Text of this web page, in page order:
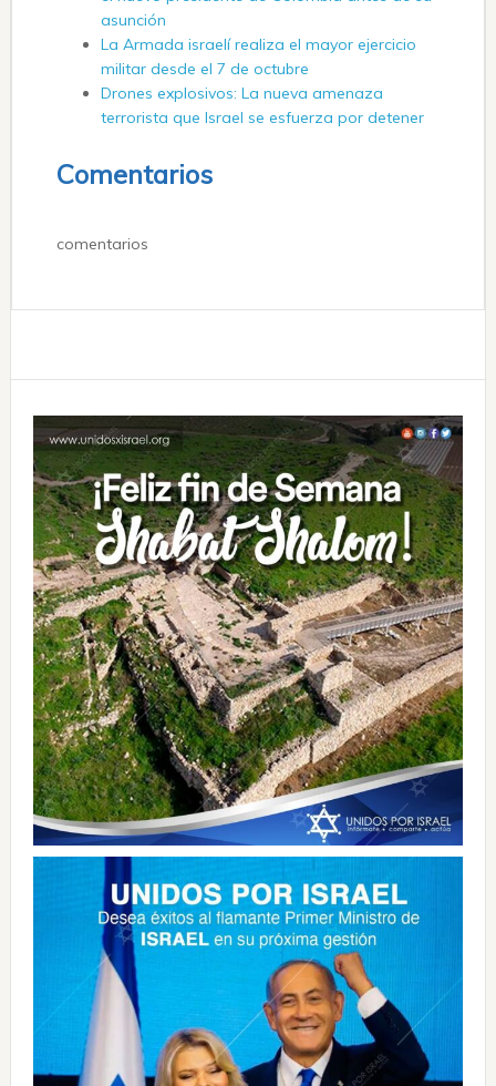
asunción
La Armada israelí realiza el mayor ejercicio
militar desde el 7 de octubre
Drones explosivos: La nueva amenaza
terrorista que Israel se esfuerza por detener
Comentarios
comentarios